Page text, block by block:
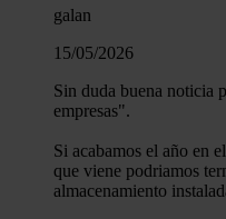
galan
15/05/2026
Sin duda buena noticia
empresas".
Si acabamos el año en
que viene podriamos
almacenamiento